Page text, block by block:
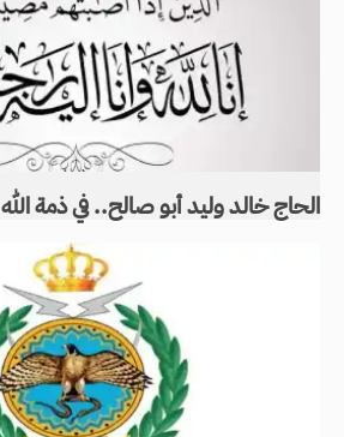
الحاج خالد وليد أبو صالح.. في ذمة الله